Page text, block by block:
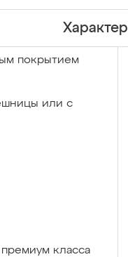
покрытием
или с
премиум класса